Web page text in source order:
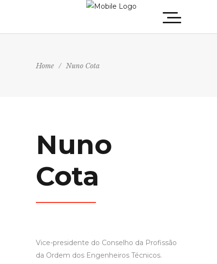
Home / Nuno Cota
Nuno
Cota
Vice-presidente do Conselho da Profissão
da Ordem dos Engenheiros Técnicos.